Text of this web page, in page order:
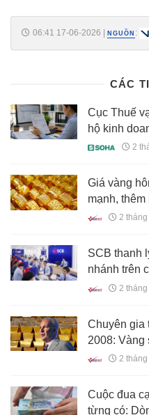
06:41 17-06-2026 NGUỒN :
CÁC
Cục Thuế
hộ kinh
giấu dòng2
Giá vàng
mạnh,
2
SCB thanh
nhánh trên
2
Chuyên gia
2008: Vàng
2
Cuộc đua
từng có: